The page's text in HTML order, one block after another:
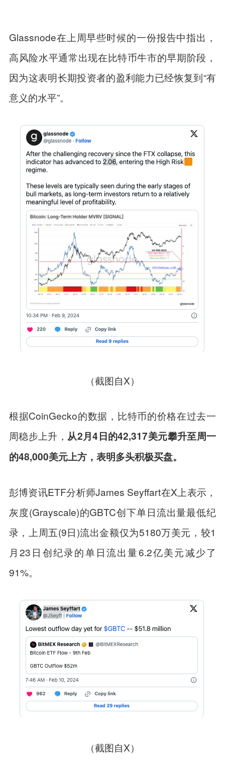
Glassnode在上周早些时候的一份报告中指出，
高风险水平通常出现在比特币牛市的早期阶段，
因为这表明长期投资者的盈利能力已经恢复到“有
意义的水平”。
（截图自X）
根据CoinGecko的数据，比特币的价格在过去一
周稳步上升， 从2月4日的42,317美元攀升至周一
的48,000美元上方，表明多头积极买盘。
彭博资讯ETF分析师James Seyffart在X上表示，
灰度(Grayscale)的GBTC创下单日流出量最低纪
录，上周五(9日)流出金额仅为5180万美元，较1
月23日创纪录的单日流出量6.2亿美元减少了
91%。
（截图自X）